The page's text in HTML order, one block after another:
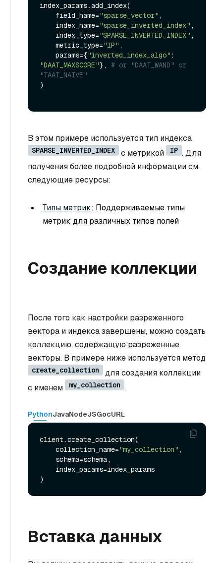
index_params.add_index(
    field_name=
"sparse_vector" ,
    index_name=
"sparse_inverted_index" ,
    index_type=
"SPARSE_INVERTED_INDEX" ,
    metric_type=
"IP" ,
    params={
"inverted_index_algo"
"DAAT_MAXSCORE"}, # or "DAAT_WAND" or
"TAAT_NAIVE"
)
В этом примере используется тип индекса
SPARSE_INVERTED_INDEX с метрикой IP . Для
получения более подробной информации см.
следующие ресурсы:
Типы метрик: Поддерживаемые типы
метрик для различных типов полей
Создание коллекции
После того как настройки разреженного
вектора и индекса завершены, можно создать
коллекцию, содержащую разреженные
векторы. В примере ниже используется метод
create_collection
для создания коллекции
с именем
my_collection .
PythonJavaNodeJSGocURL
client.create_collection(
    collection_name=
"my_collection" ,
Вставка данных